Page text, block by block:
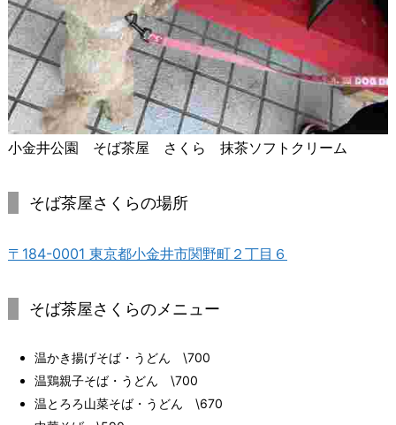
小金井公園 そば茶屋 さくら 抹茶ソフトクリーム
そば茶屋さくらの場所
〒184-0001 東京都小金井市関野町２丁目６
そば茶屋さくらのメニュー
温かき揚げそば・うどん \700
温鶏親子そば・うどん \700
温とろろ山菜そば・うどん \670